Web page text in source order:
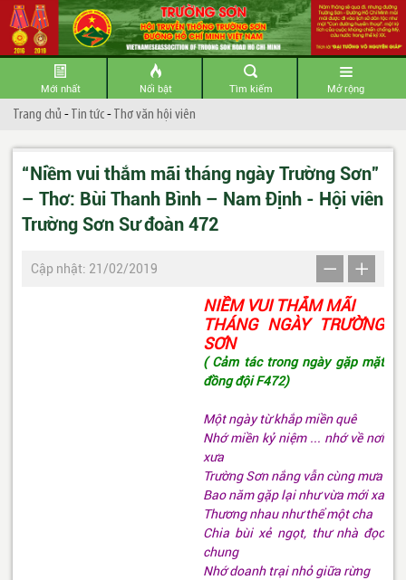
Mới nhất Nổi bật Tìm kiếm Mở rộng
Trang chủ -Tin tức-Thơ văn hội viên
“Niềm vui thắm mãi tháng ngày Trường Sơn”
– Thơ: Bùi Thanh Bình – Nam Định - Hội viên
Trường Sơn Sư đoàn 472
Cập nhật: 21/02/2019
NIỀM VUI THẮM MÃI
THÁNG NGÀY TRƯỜNG
SƠN
( Cảm tác trong ngày gặp mặt
đồng đội F472)
Một ngày từ khắp miền quê
Nhớ miền kỷ niệm ... nhớ về nơi
xưa
Trường Sơn nắng vẫn cùng mưa
Bao năm gặp lại như vừa mới xa
Thương nhau như thể một cha
Chia bùi xẻ ngọt, thư nhà đọc
chung
Nhớ doanh trại nhỏ giữa rừng